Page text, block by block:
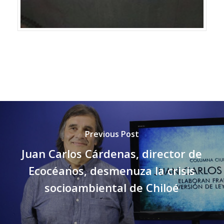
Previous Post
Juan Carlos Cárdenas, director de
Ecocéanos, desmenuza la crisis
socioambiental de Chiloé